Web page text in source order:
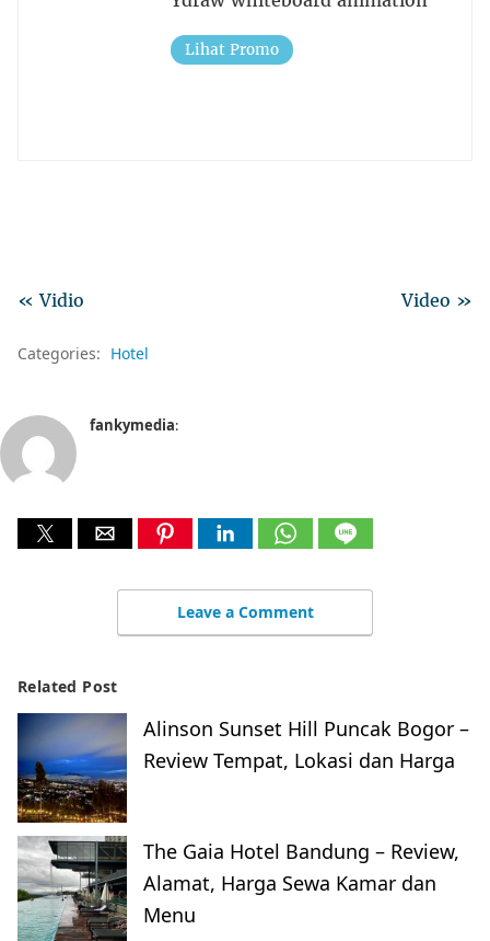
Lihat Promo
Video »
« Vidio
Categories: Hotel
fankymedia:
Leave a Comment
Related Post
Alinson Sunset Hill Puncak Bogor –
Review Tempat, Lokasi dan Harga
The Gaia Hotel Bandung – Review,
Alamat, Harga Sewa Kamar dan
Menu